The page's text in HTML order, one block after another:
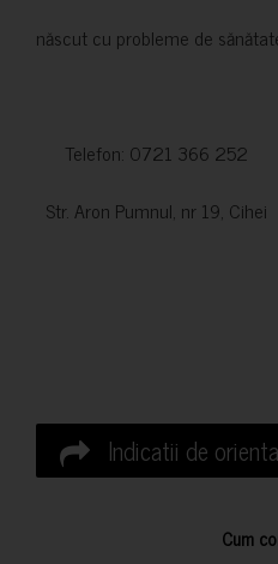
născut cu probleme de
Telefon: 0721 366
Str. Aron Pumnul, nr 19, Cihei
Indicatii de
Cum